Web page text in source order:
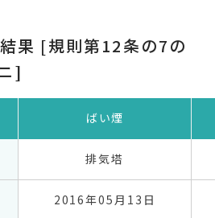
果 [規則第12条の7の
]
ばい煙
排気塔
2016年05月13日